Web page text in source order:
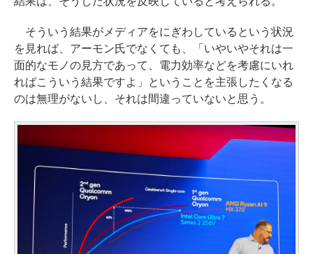
そういう結果がメディアをにぎわしているという状況
を見れば、アーモン氏でなくても、「いやいやそれは一
面的なモノの見方であって、電力効率などを考慮にいれ
ればこういう結果ですよ」ということを主張したくなる
のは無理がないし、それは間違っていないと思う。